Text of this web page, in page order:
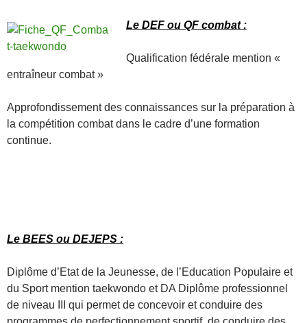
Le DEF ou QF combat :
Qualification fédérale mention «
entraîneur combat »
Approfondissement des connaissances sur la préparation à
la compétition combat dans le cadre d’une formation
continue.
Le BEES ou DEJEPS :
Diplôme d’Etat de la Jeunesse, de l’Education Populaire et
du Sport mention taekwondo et DA Diplôme professionnel
de niveau III qui permet de concevoir et conduire des